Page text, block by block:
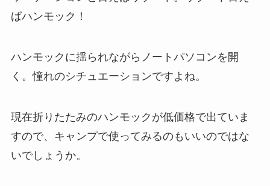
ばハンモック！
ハンモックに揺られながらノートパソコンを開
く。憧れのシチュエーションですよね。
現在折りたたみのハンモック が低価格で出ていま
すので、キャンプで使ってみるのもいいのではな
いでしょうか。